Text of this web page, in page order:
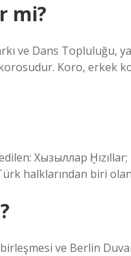
mi?
ve Dans Topluluğu,
Koro, erkek
Хызыллар Ḫızıllar;
halklarından biri
ve Berlin